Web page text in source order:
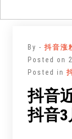
By - 抖音涨
Posted on
Posted in
抖音
抖音